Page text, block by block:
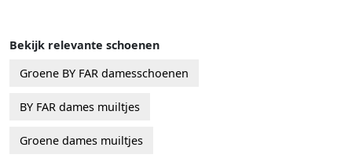
Bekijk relevante schoenen
Groene BY FAR damesschoenen
BY FAR dames muiltjes
Groene dames muiltjes